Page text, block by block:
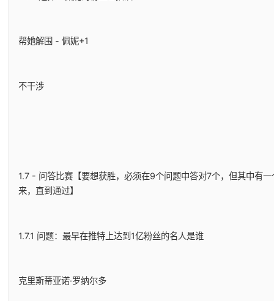
帮她解围 - 佩妮+1
不干涉
1.7 - 问答比赛【要想获胜，必须在9个问题中答对7个，但其中有
来，直到通过】
1.7.1 问题：最早在推特上达到1亿粉丝的名人是谁
克里斯蒂亚诺·罗纳尔多